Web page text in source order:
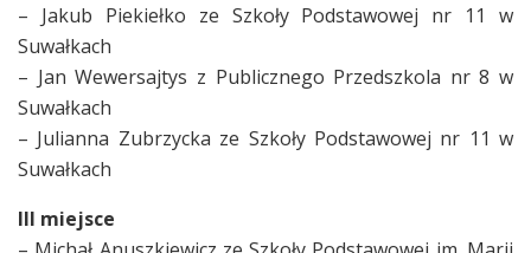
– Jakub Piekiełko ze Szkoły Podstawowej nr 11 w
Suwałkach
– Jan Wewersajtys z Publicznego Przedszkola nr 8 w
Suwałkach
– Julianna Zubrzycka ze Szkoły Podstawowej nr 11 w
Suwałkach
III miejsce